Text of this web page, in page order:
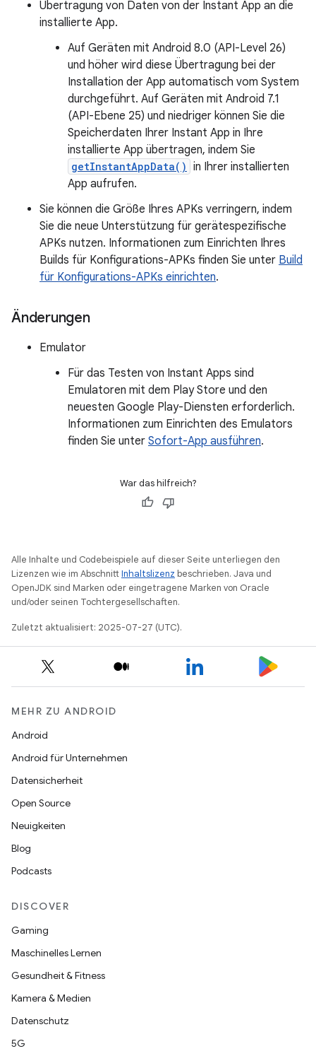
Übertragung von Daten von der Instant App an die
installierte App.
Auf Geräten mit Android 8.0 (API-Level 26)
und höher wird diese Übertragung bei der
Installation der App automatisch vom System
durchgeführt. Auf Geräten mit Android 7.1
(API-Ebene 25) und niedriger können Sie die
Speicherdaten Ihrer Instant App in Ihre
installierte App übertragen, indem Sie
getInstantAppData() in Ihrer installierten
App aufrufen.
Sie können die Größe Ihres APKs verringern, indem
Sie die neue Unterstützung für gerätespezifische
APKs nutzen. Informationen zum Einrichten Ihres
Builds für Konfigurations-APKs finden Sie unter Build
für Konfigurations-APKs einrichten.
Änderungen
Emulator
Für das Testen von Instant Apps sind
Emulatoren mit dem Play Store und den
neuesten Google Play-Diensten erforderlich.
Informationen zum Einrichten des Emulators
finden Sie unter Sofort-App ausführen.
War das hilfreich?
Alle Inhalte und Codebeispiele auf dieser Seite unterliegen den
Lizenzen wie im AbschnittInhaltslizenz beschrieben. Java und
OpenJDK sind Marken oder eingetragene Marken von Oracle
und/oder seinen Tochtergesellschaften.
Zuletzt aktualisiert: 2025-07-27 (UTC).
MEHR ZU ANDROID
Android
Android für Unternehmen
Datensicherheit
Open Source
Neuigkeiten
Blog
Podcasts
DISCOVER
Gaming
Maschinelles Lernen
Gesundheit & Fitness
Kamera & Medien
Datenschutz
5G